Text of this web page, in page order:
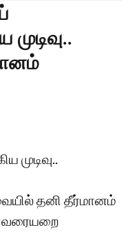
முடிவு..
தனி தீர்மானம்